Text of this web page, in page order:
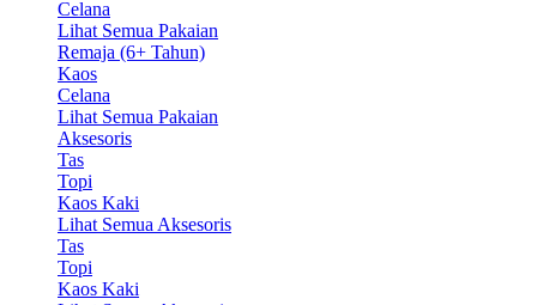
Celana
Lihat Semua Pakaian
Remaja (6+ Tahun)
Kaos
Celana
Lihat Semua Pakaian
Aksesoris
Tas
Topi
Kaos Kaki
Lihat Semua Aksesoris
Tas
Topi
Kaos Kaki